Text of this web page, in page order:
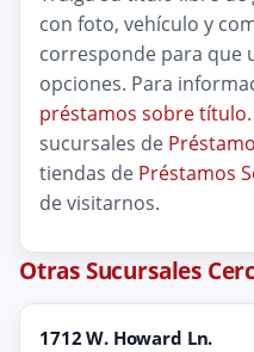
con foto, vehículo y
corresponde para que
opciones. Para
préstamos sobre título
sucursales de
tiendas de Préstamos
de visitarnos.
Otras Sucursales
1712 W. Howard Ln.